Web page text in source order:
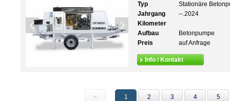
Typ
Stationäre
Jahrgang
--.2024
Kilometer
Aufbau
Betonpumpe
Preis
auf Anfrage
Info / Kontakt
< 1 2 3 4 5